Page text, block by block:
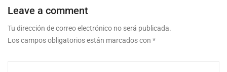
Leave a comment
Tu dirección de correo electrónico no será publicada.
Los campos obligatorios están marcados con *